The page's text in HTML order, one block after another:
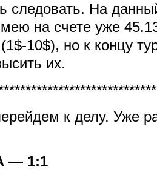
следовать. На
на счете уже
10$), но к концу
их.
к делу. Уже
— 1:1